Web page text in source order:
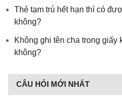
Thẻ tạm trú hết hạn thì có
không?
Không ghi tên cha trong
không?
CÂU HỎI MỚI NHẤT